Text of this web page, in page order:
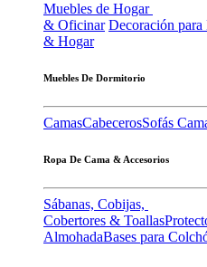
Muebles de Hogar
& Oficinar Decoración para
& Hogar
Muebles De Dormitorio
CamasCabecerosSofás
Ropa De Cama & Accesorios
Sábanas, Cobijas,
Cobertores & Toallas
AlmohadaBases para